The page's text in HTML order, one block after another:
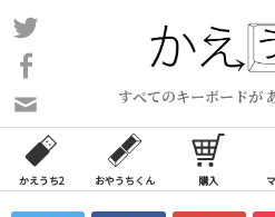
コ
ン
ン
ツ
ス
すべてのキーボードが
い
合
わ
かえうち2 おやうちくん 購入